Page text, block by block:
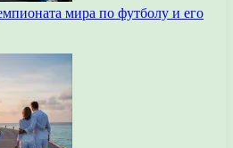
мира по футболу и его